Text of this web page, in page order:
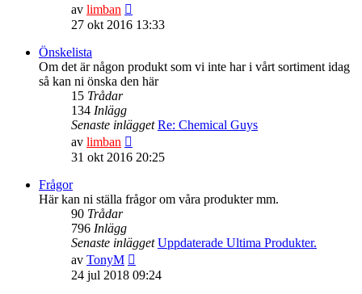
av limban
till
inlägget
27 okt 2016 13:33
Önskelista
Om det är någon produkt som vi inte har i vårt sortiment idag
så kan ni önska den här
15 Trådar
134 Inlägg
Senaste inlägget Re: Chemical Guys
av limban
till
inlägget
31 okt 2016 20:25
Frågor
Här kan ni ställa frågor om våra produkter mm.
90 Trådar
796 Inlägg
Senaste inlägget Uppdaterade Ultima Produkter.
av TonyM
till
24 jul 2018 09:24